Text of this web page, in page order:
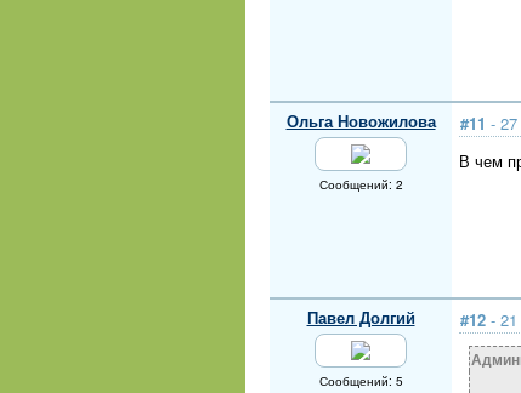
Ольга Новожилова
Сообщений: 2
#11 -
В чем
Павел Долгий
Сообщений: 5
#12 -